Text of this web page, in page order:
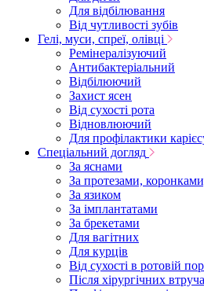
Для відбілювання
Від чутливості зубів
Гелі, муси, спреї, олівці
Ремінералізуючий
Антибактеріальний
Відбілюючий
Захист ясен
Від сухості рота
Відновлюючий
Для профілактики
Спеціальний догляд
За яснами
За протезами,
За язиком
За імплантатами
За брекетами
Для вагітних
Для курців
Від сухості в ротовій
Після хірургічних